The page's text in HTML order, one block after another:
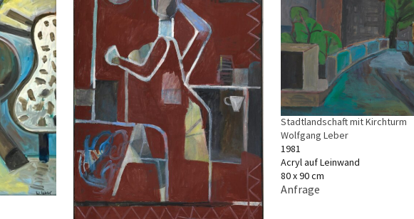
Stadtlandschaft mit Kirchturm
Wolfgang Leber
1981
Acryl auf Leinwand
80 x 90 cm
Anfrage